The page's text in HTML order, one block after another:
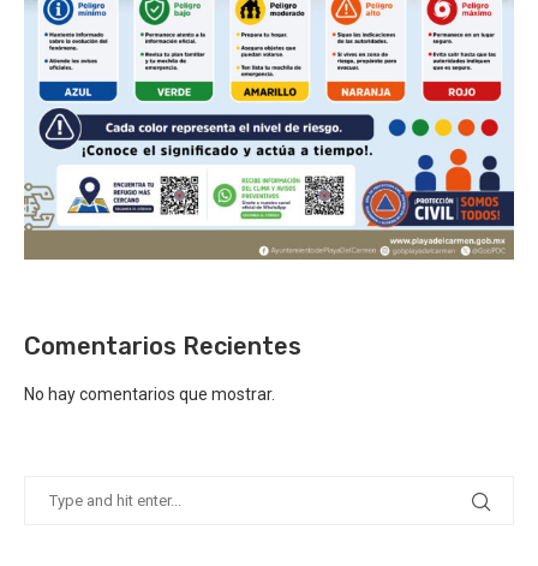
Comentarios Recientes
No hay comentarios que mostrar.